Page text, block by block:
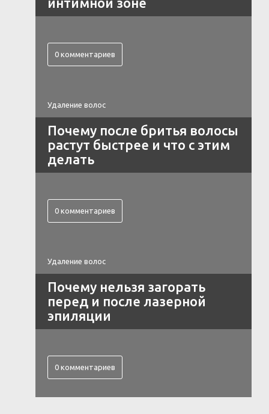
0 комментариев
Удаление волос
Почему после бритья волосы
растут быстрее и что с этим
делать
0 комментариев
Удаление волос
Почему нельзя загорать
перед и после лазерной
эпиляции
0 комментариев